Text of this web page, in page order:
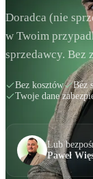
Doradca (nie
w Twoim
sprzedawcy. Bez
Bez kosztów Bez
Twoje dane
Lub
Paweł